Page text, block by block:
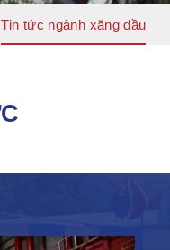
Tin tức ngành xăng dầu